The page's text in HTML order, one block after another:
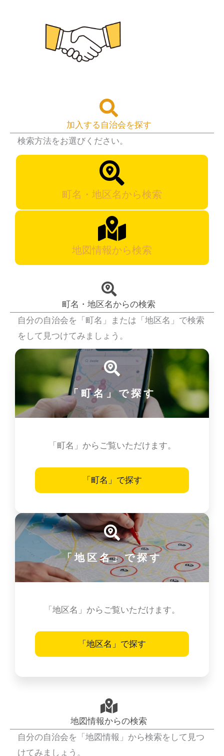
加入する自治会を探す
検索方法をお選びください。
町名・地区名から検索
地図情報から検索
町名・地区名からの検索
自分の自治会を「町名」または「地区名」で検索
をして見つけてみましょう。
「町名」で探す
「町名」からご覧いただけます。
「町名」で探す
「地区名」で探す
「地区名」からご覧いただけます。
「地区名」で探す
地図情報からの検索
自分の自治会を「地図情報」から検索をして見つ
けてみましょう。